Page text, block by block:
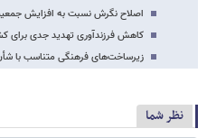
اصلاح نگرش‌ نسبت به افزایش
کاهش فرزندآوری تهدید جدی برای
زیرساخت‌های فرهنگی متناسب با
نظر شما